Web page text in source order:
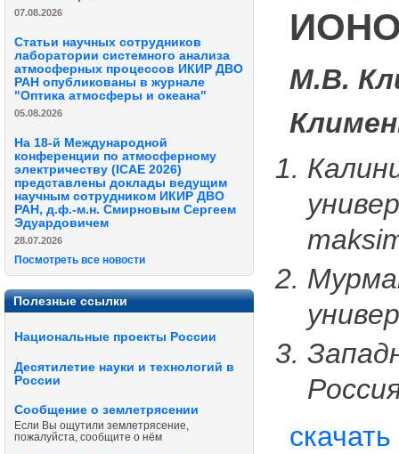
07.08.2026
Статьи научных сотрудников
лаборатории системного анализа
атмосферных процессов ИКИР ДВО
РАН опубликованы в журнале
"Оптика атмосферы и океана"
05.08.2026
На 18-й Международной
конференции по атмосферному
электричеству (ICAE 2026)
представлены доклады ведущим
научным сотрудником ИКИР ДВО
РАН, д.ф.-м.н. Смирновым Сергеем
Эдуардовичем
28.07.2026
Посмотреть все новости
Полезные ссылки
Национальные проекты России
Десятилетие науки и технологий в
России
Сообщение о землетрясении
Если Вы ощутили землетрясение,
пожалуйста, сообщите о нём
М.В.
скачать